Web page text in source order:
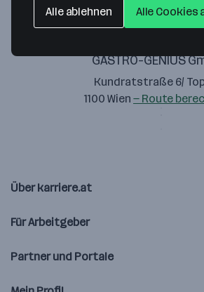
GASTRO-GENIUS
Kundratstraße 6/
1100 Wien — Route
Über karriere.at
Für Arbeitgeber
Partner und Portale
Alle ablehnen Alle Cookies